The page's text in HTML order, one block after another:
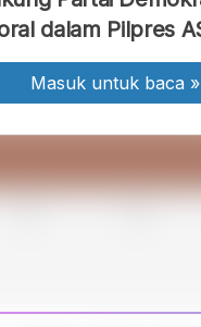
dalam Pilpres
Masuk untuk baca »